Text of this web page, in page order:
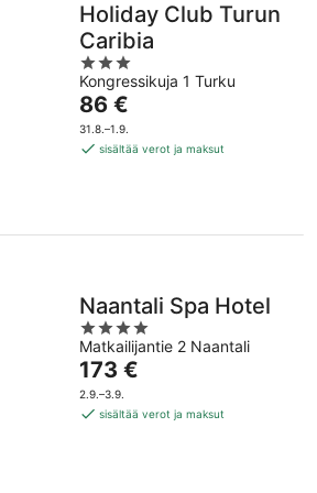
Holiday Club Turun
Caribia
3
out
of
5
Kongressikuja 1 Turku
Hinta
on
86 €
86 €
31.8.–1.9.
sisältää verot ja maksut
Naantali Spa Hotel
4
out
of
5
Matkailijantie 2 Naantali
Hinta
on
173 €
173 €
2.9.–3.9.
sisältää verot ja maksut